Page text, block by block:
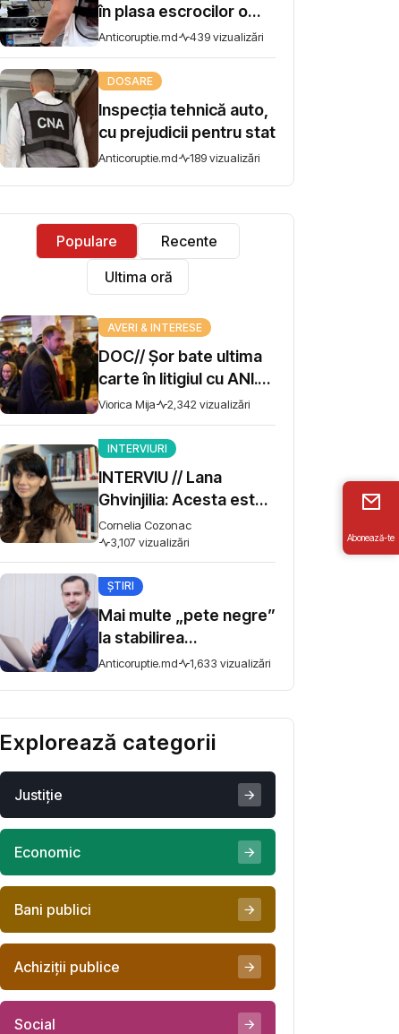
în plasa escrocilor o
juristă din Chișinău.
Procurorii dezvăluie
schema
Anticoruptie.md 439 vizualizări
DOSARE
Inspecția tehnică auto,
cu prejudicii pentru stat
Anticoruptie.md 189 vizualizări
Populare
Recente
Ultima oră
AVERI & INTERESE
DOC// Șor bate ultima
carte în litigiul cu ANI.
Miza - 10 milioane de lei
Viorica Mija 2,342 vizualizări
INTERVIURI
INTERVIU // Lana
Ghvinjilia: Acesta este
și războiul nostru. Fără
victoria Ucrainei,
Georgia nu se poate
salva
Cornelia Cozonac
3,107 vizualizări
ȘTIRI
Mai multe „pete negre”
la stabilirea
remunerației în
Anticoruptie.md 1,633 vizualizări
Explorează categorii
Justiţie
Economic
Bani publici
Achiziţii publice
Social
Abonează-te